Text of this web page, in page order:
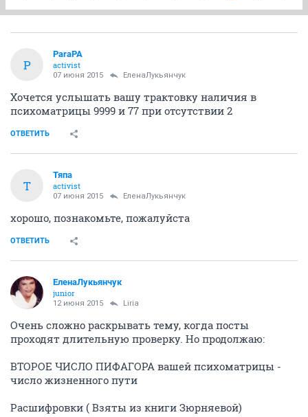
P
ParaPA
activist
07 июня 2015 ЕленаЛукьянчук
Хочется услышать вашу трактовку наличия в
психоматрицы 9999 и 77 при отсутствии 2
ОТВЕТИТЬ
Т
Тяпа
activist
07 июня 2015 ЕленаЛукьянчук
хорошо, познакомьте, пожалуйста
ОТВЕТИТЬ
ЕленаЛукьянчук
junior
12 июня 2015 Liria
Очень сложно раскрывать тему, когда посты
проходят длительную проверку. Но продолжаю:
ВТОРОЕ ЧИСЛО ПИФАГОРА вашей психоматрицы -
число жизненного пути
Расшифровки ( Взяты из книги Зюрняевой)